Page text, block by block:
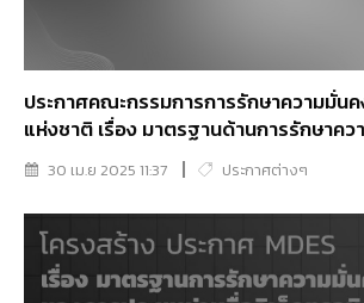
ประกาศคณะกรรมการการรักษาความมั่น
แห่งชาติ เรื่อง มาตรฐานด้านการรักษาค
ไซเบอร์ระบบคลาวด์
30 เม.ย 2025 11:37 ประกาศต่างๆ